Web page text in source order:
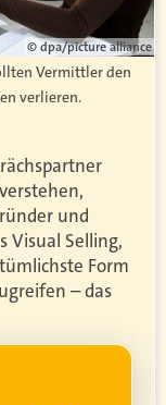
© dpa/picture alliance
Vermittler den
verlieren.
und
Visual Selling,
Form
– das